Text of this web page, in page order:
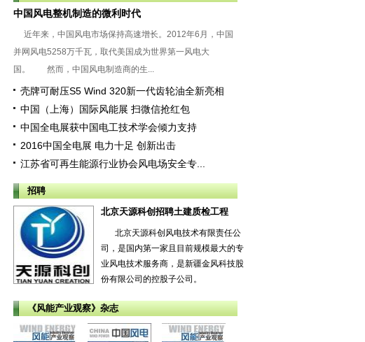
中国风电整机制造的微利时代
近年来，中国风电市场保持高速增长。2012年6月，中国
并网风电5258万千瓦，取代美国成为世界第一风电大
国。 然而，中国风电制造商的生...
壳牌可耐压S5 Wind 320新一代齿轮油全新亮相
中国（上海）国际风能展 扫微信抢红包
中国全电展获中国电工技术学会倾力支持
2016中国全电展 电力十足 创新出击
江苏省可再生能源行业协会风电场安全专...
招聘
北京天源科创招聘土建质检工程
北京天源科创风电技术有限责任公
司，是国内第一家且目前规模最大的专
业风电技术服务商，是新疆金风科技股
份有限公司的控股子公司。
《风能产业观察》杂志